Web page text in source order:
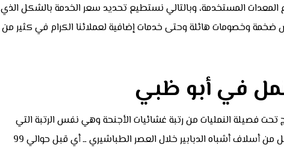
المعدات المستخدمة، وبالتالي نستطيع تحديد سعر الخدمة بالشكل الذي
وخصومات هائلة وحتى خدمات إضافية لعملائنا الكرام في كثير من
في أبو ظبي
تحت فصيلة النمليات من رتبة غشائيات الأجنحة وهي نفس الرتبة التي
ينتمي إليها كل من الدبابير والنحل، وقد تطور النمل من أسلاف أشباه الدبابير خلال العصر الطباشيري ــ أي قبل حوالي 99